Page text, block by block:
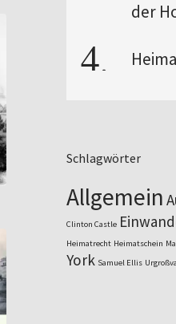
der
Schlagwörter
Allgemein
Clinton Castle
Heimatrecht Heimatschein
York Samuel Ellis